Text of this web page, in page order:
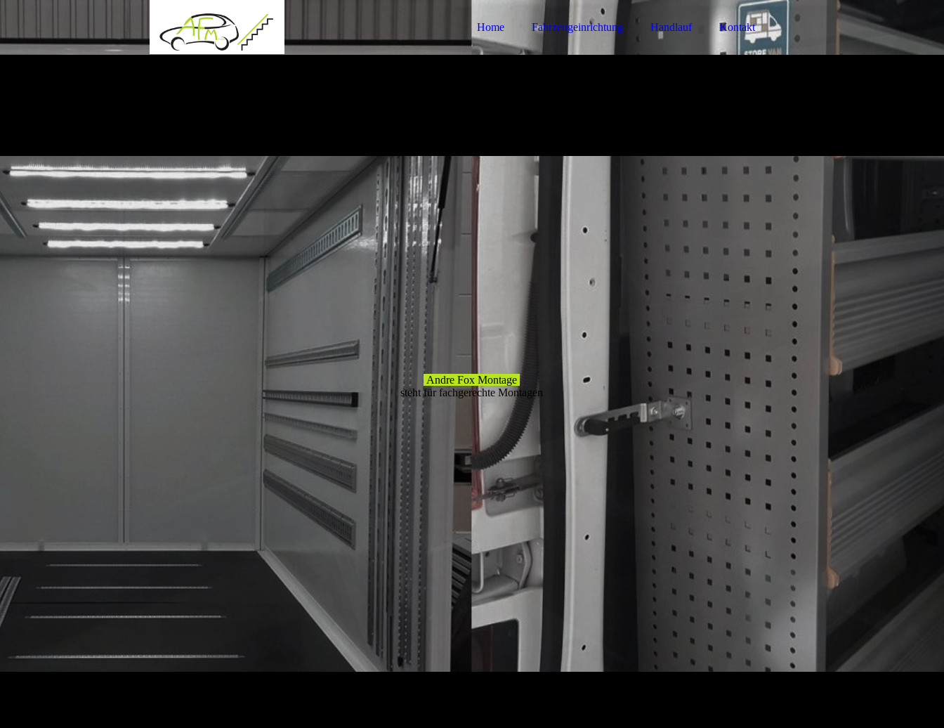
Home Fahrzeugeinrichtung Handlauf Kontakt
Andre Fox Montage
steht für fachgerechte Montagen